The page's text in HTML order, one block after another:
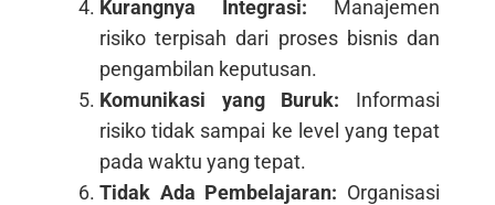
Kurangnya Integrasi: Manajemen
risiko terpisah dari proses bisnis dan
pengambilan keputusan.
Komunikasi yang Buruk: Informasi
risiko tidak sampai ke level yang tepat
pada waktu yang tepat.
Tidak Ada Pembelajaran: Organisasi